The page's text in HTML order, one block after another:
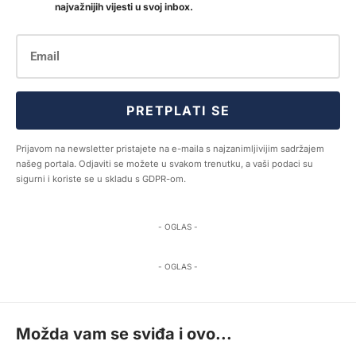
najvažnijih vijesti u svoj inbox.
PRETPLATI SE
Prijavom na newsletter pristajete na e-maila s najzanimljivijim sadržajem
našeg portala. Odjaviti se možete u svakom trenutku, a vaši podaci su
sigurni i koriste se u skladu s GDPR-om.
- OGLAS -
- OGLAS -
Možda vam se sviđa i ovo...